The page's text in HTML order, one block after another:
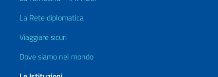
La Rete diplomatica
Viaggiare sicuri
Dove siamo nel mondo